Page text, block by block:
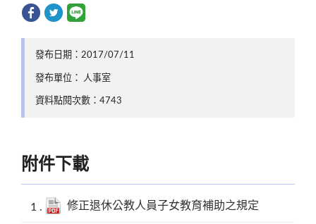
發布日期：2017/07/11
發布單位： 人事室
資料點閱次數：4743
附件下載
修正退休公教人員子女教育補助之規定